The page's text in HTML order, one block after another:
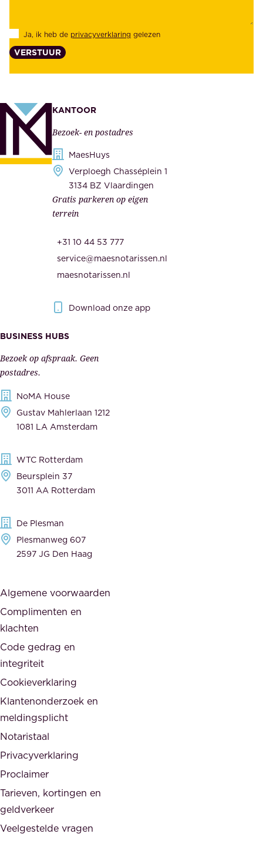
e
n
k
e
h
e
s
i
j
t
o
g
e
d
e
n
i
n
t
g
.
a
n
t
n
n
e
s
l
e
r
c
i
,
d
e
o
v
e
r
h
e
i
e
n
d
Ja, ik heb de privacyverklaring gelezen
VERSTUUR
KANTOOR
Bezoek- en postadres
MaesHuys
Verploegh Chasséplein 1
3134 BZ Vlaardingen
Gratis parkeren op eigen
terrein
+31 10 44 53 777
service@maesnotarissen.nl
maesnotarissen.nl
Download onze app
BUSINESS HUBS
Bezoek op afspraak. Geen
postadres.
NoMA House
Gustav Mahlerlaan 1212
1081 LA Amsterdam
WTC Rotterdam
Beursplein 37
3011 AA Rotterdam
De Plesman
Plesmanweg 607
2597 JG Den Haag
Algemene voorwaarden
Complimenten en
klachten
Code gedrag en
integriteit
Cookieverklaring
Klantenonderzoek en
meldingsplicht
Notaristaal
Privacyverklaring
Proclaimer
Tarieven, kortingen en
geldverkeer
Veelgestelde vragen